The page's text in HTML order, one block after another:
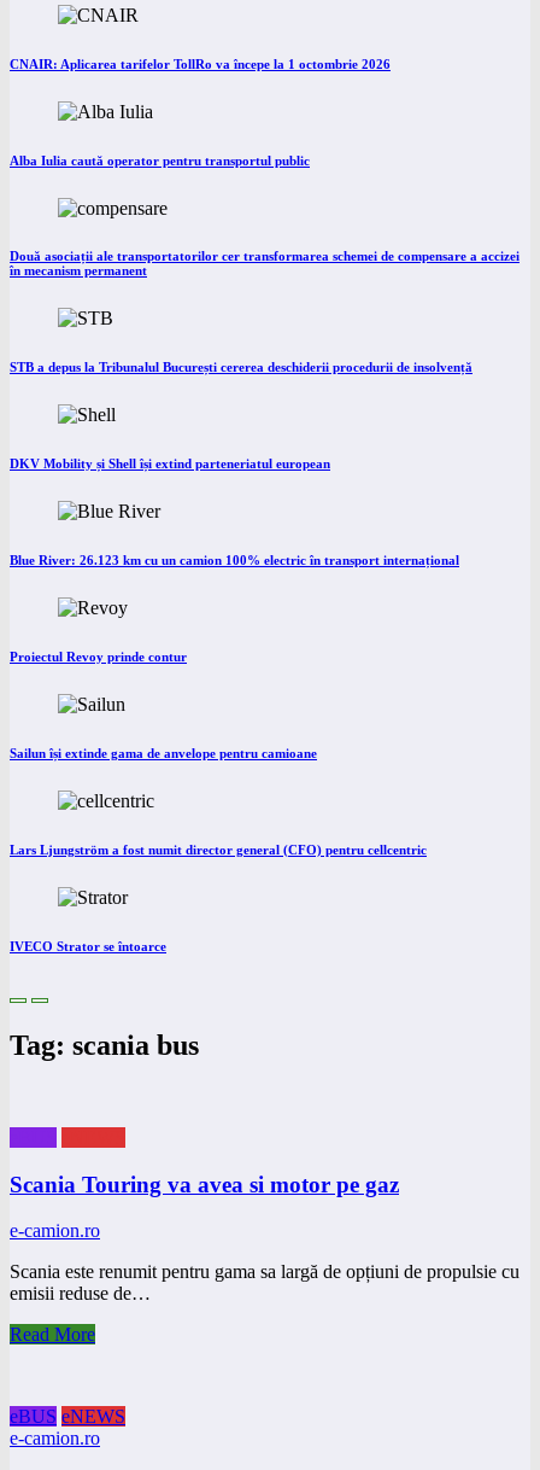
CNAIR: Aplicarea tarifelor TollRo va începe la 1 octombrie 2026
Alba Iulia caută operator pentru transportul public
Două asociații ale transportatorilor cer transformarea schemei de compensare a accizei
în mecanism permanent
STB a depus la Tribunalul București cererea deschiderii procedurii de insolvență
DKV Mobility și Shell își extind parteneriatul european
Blue River: 26.123 km cu un camion 100% electric în transport internațional
Proiectul Revoy prinde contur
Sailun își extinde gama de anvelope pentru camioane
Lars Ljungström a fost numit director general (CFO) pentru cellcentric
IVECO Strator se întoarce
Tag: scania bus
Scania Touring va avea si motor pe gaz
e-camion.ro
Scania este renumit pentru gama sa largă de opțiuni de propulsie cu
emisii reduse de…
Read More
eBUS eNEWS
e-camion.ro